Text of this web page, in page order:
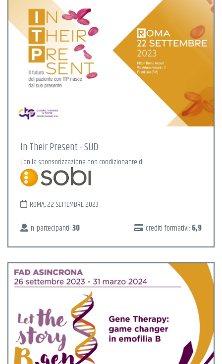
In Their Present - SUD
Con la sponsorizzazione non condizionante di
ROMA, 22 SETTEMBRE 2023
n. partecipanti:30 crediti formativi: 6,9